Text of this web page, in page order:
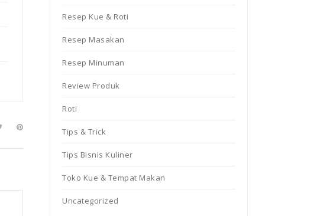
Resep Kue & Roti
Resep Masakan
Resep Minuman
Review Produk
Roti
Tips & Trick
Tips Bisnis Kuliner
Toko Kue & Tempat Makan
Uncategorized